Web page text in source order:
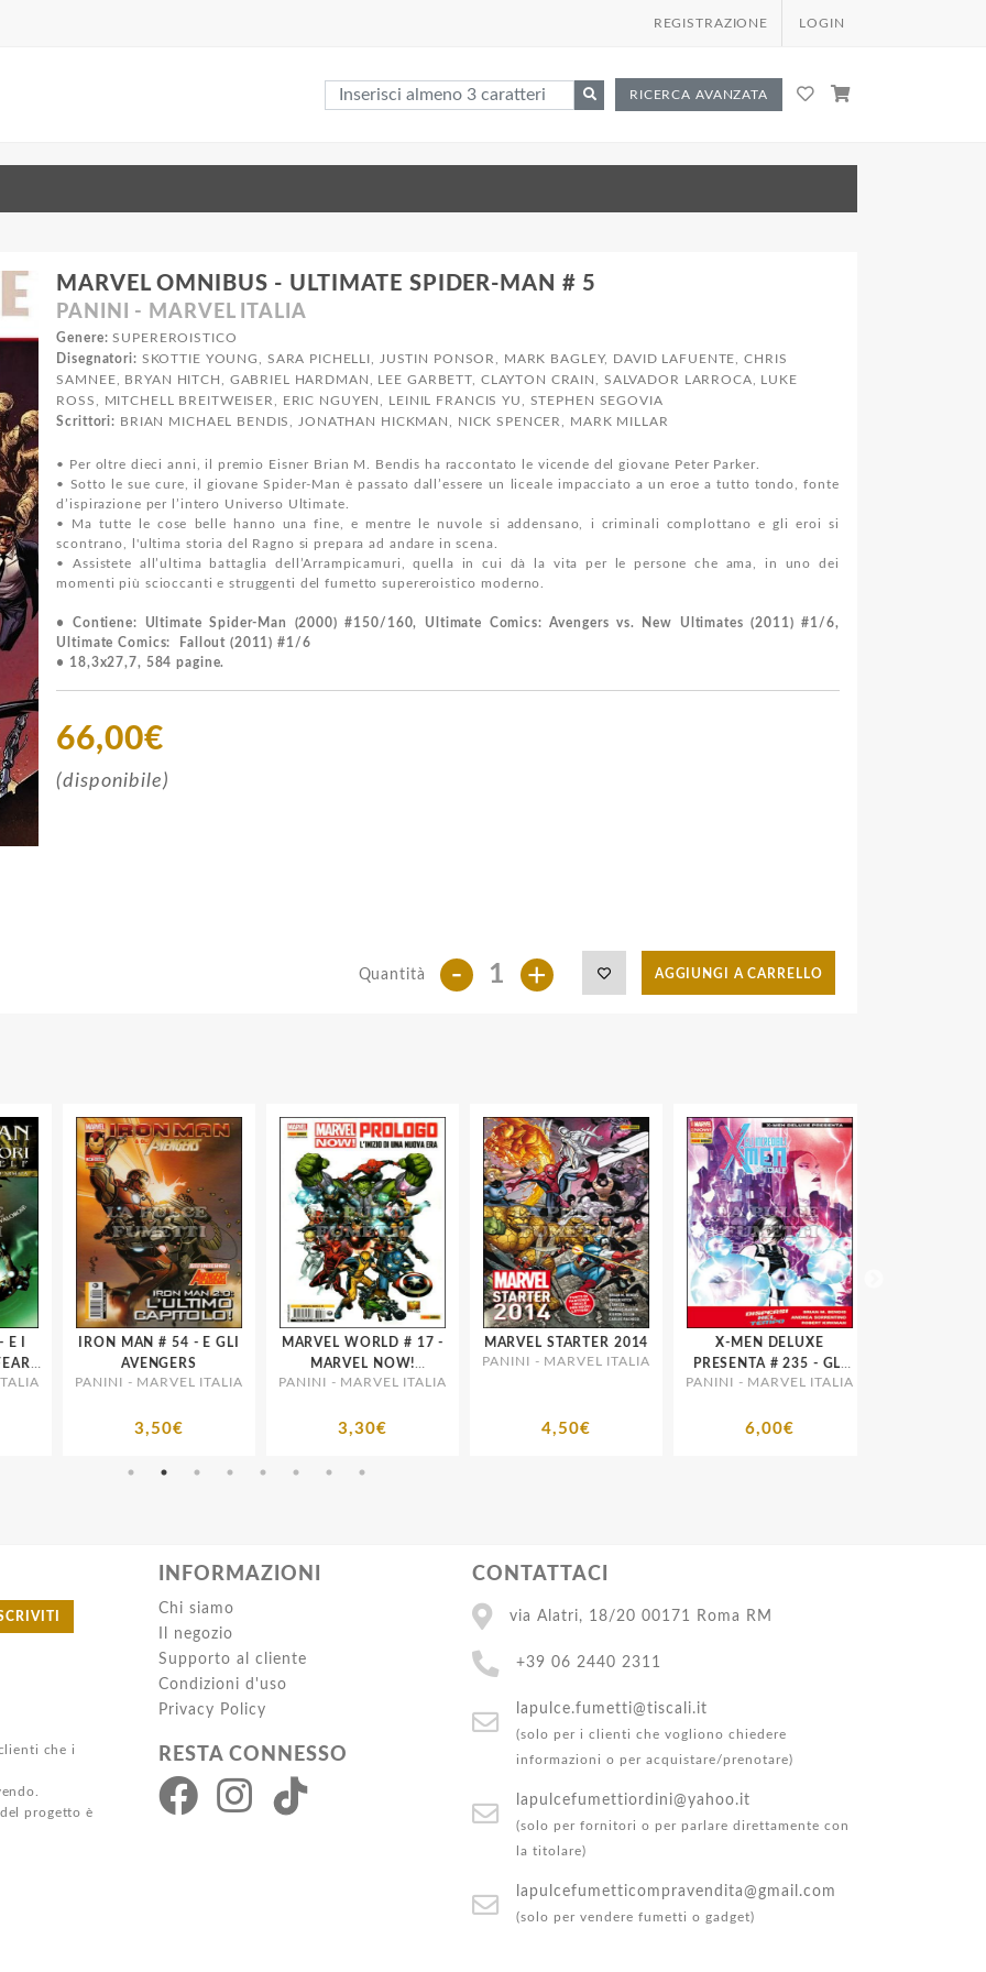
REGISTRAZIONE LOGIN
RICERCA AVANZATA
MARVEL OMNIBUS - ULTIMATE SPIDER-MAN # 5
PANINI - MARVEL ITALIA
Genere: SUPEREROISTICO
Disegnatori: SKOTTIE YOUNG, SARA PICHELLI, JUSTIN PONSOR, MARK BAGLEY, DAVID LAFUENTE, CHRIS
SAMNEE, BRYAN HITCH, GABRIEL HARDMAN, LEE GARBETT, CLAYTON CRAIN, SALVADOR LARROCA, LUKE
ROSS, MITCHELL BREITWEISER, ERIC NGUYEN, LEINIL FRANCIS YU, STEPHEN SEGOVIA
Scrittori: BRIAN MICHAEL BENDIS, JONATHAN HICKMAN, NICK SPENCER, MARK MILLAR
• Per oltre dieci anni, il premio Eisner Brian M. Bendis ha raccontato le vicende del giovane Peter Parker.
• Sotto le sue cure, il giovane Spider-Man è passato dall’essere un liceale impacciato a un eroe a tutto tondo, fonte
d’ispirazione per l’intero Universo Ultimate.
• Ma tutte le cose belle hanno una fine, e mentre le nuvole si addensano, i criminali complottano e gli eroi si
scontrano, l'ultima storia del Ragno si prepara ad andare in scena.
• Assistete all’ultima battaglia dell’Arrampicamuri, quella in cui dà la vita per le persone che ama, in uno dei
momenti più scioccanti e struggenti del fumetto supereroistico moderno.
• Contiene: Ultimate Spider-Man (2000) #150/160, Ultimate Comics: Avengers vs. New Ultimates (2011) #1/6,
Ultimate Comics: Fallout (2011) #1/6
• 18,3x27,7, 584 pagine.
66,00€
(disponibile)
Quantità - + AGGIUNGI A CARRELLO
IRON MAN # 54 - E GLI
AVENGERS
PANINI - MARVEL ITALIA
3,50€
MARVEL WORLD # 17 -
MARVEL NOW!
PROLOGO
PANINI - MARVEL ITALIA
3,30€
MARVEL STARTER 2014
PANINI - MARVEL ITALIA
4,50€
X-MEN DELUXE
PRESENTA # 235 - GLI
INCREDIBILI X-MEN
MARVEL NOW!
PANINI - MARVEL ITALIA
6,00€
che i
progetto è
INFORMAZIONI
Chi siamo
Il negozio
Supporto al cliente
Condizioni d'uso
Privacy Policy
RESTA CONNESSO
CONTATTACI
via Alatri, 18/20 00171 Roma RM
+39 06 2440 2311
lapulce.fumetti@tiscali.it
(solo per i clienti che vogliono chiedere
informazioni o per acquistare/prenotare)
lapulcefumettiordini@yahoo.it
(solo per fornitori o per parlare direttamente con
la titolare)
lapulcefumetticompravendita@gmail.com
(solo per vendere fumetti o gadget)